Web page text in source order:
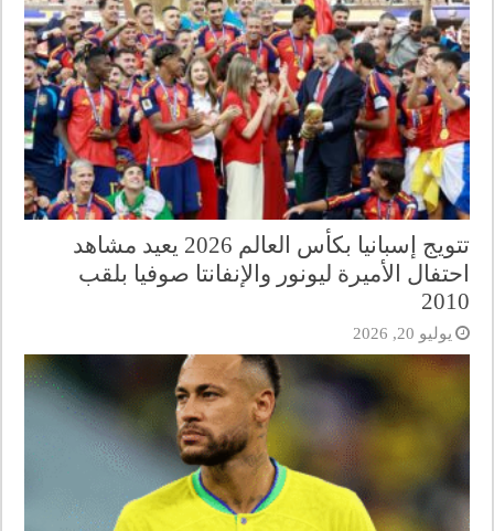
تتويج إسبانيا بكأس العالم 2026 يعيد مشاهد
احتفال الأميرة ليونور والإنفانتا صوفيا بلقب
2010
يوليو 20, 2026